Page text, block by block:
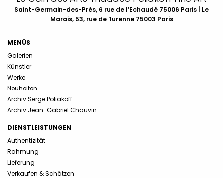
Saint-Germain-des-Prés, 6 rue de l’Echaudé 75006 Paris | Le
Marais, 53, rue de Turenne 75003 Paris
MENÜS
Galerien
Künstler
Werke
Neuheiten
Archiv Serge Poliakoff
Archiv Jean-Gabriel Chauvin
DIENSTLEISTUNGEN
Authentizität
Rahmung
Lieferung
Verkaufen & Schätzen